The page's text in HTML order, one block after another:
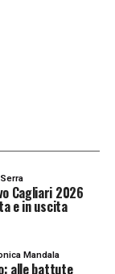
Cagliari 2026
e in uscita
Mandala
alle battute